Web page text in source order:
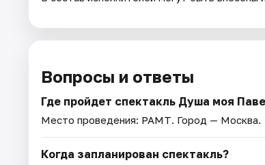
Вопросы и ответы
Где пройдет спектакль Душа моя
Место проведения: РАМТ. Город — Москва.
Когда запланирован спектакль?